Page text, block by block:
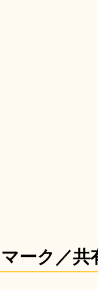
ーク／共